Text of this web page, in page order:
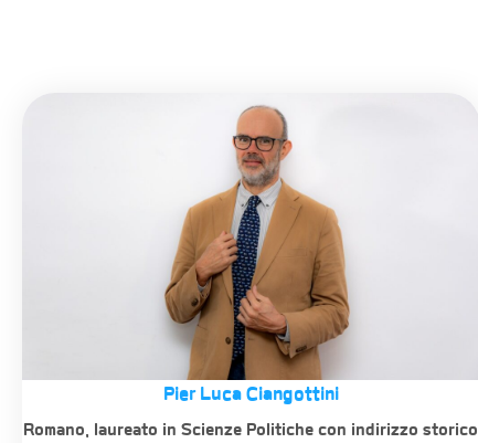
Pier Luca Ciangottini
Romano, laureato in Scienze Politiche con indirizzo storico